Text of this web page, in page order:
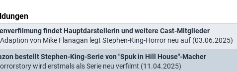
findet Hauptdarstellerin und weitere Cast-Mitglieder
von Mike Flanagan legt Stephen-King-Horror neu auf (03.06.2025)
bestellt Stephen-King-Serie von "Spuk in Hill House"-Macher
wird erstmals als Serie neu verfilmt (11.04.2025)